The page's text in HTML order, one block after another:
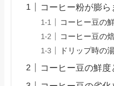
コーヒー粉が膨ら
コーヒー豆の
コーヒー豆の
ドリップ時の
コーヒー豆の鮮度